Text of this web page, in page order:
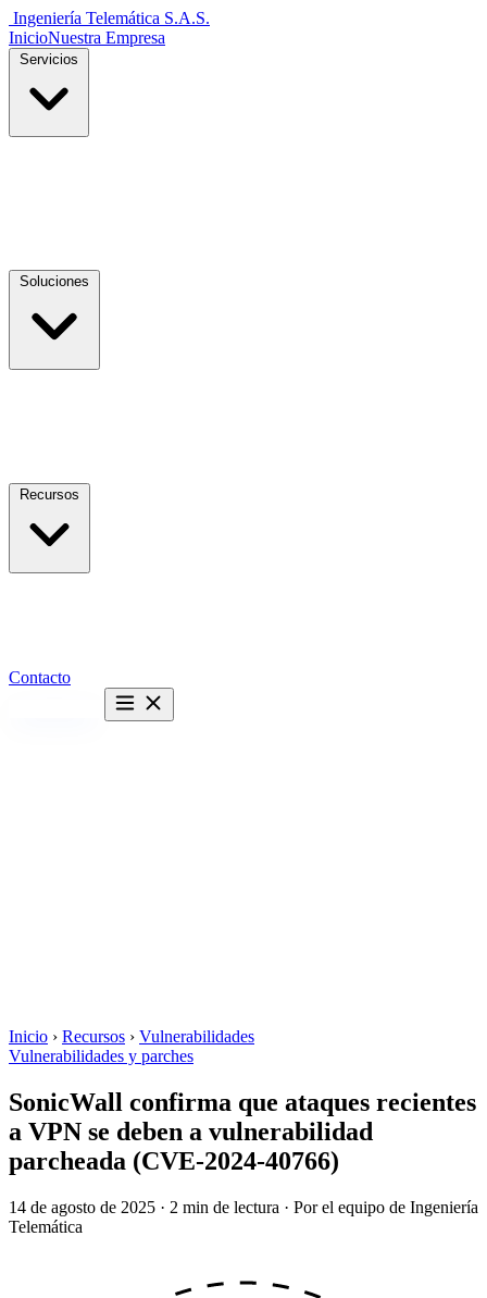
Ingeniería Telemática S.A.S.
InicioNuestra Empresa
Contacto
Inicio › Recursos › Vulnerabilidades
Vulnerabilidades y parches
SonicWall confirma que ataques recientes
a VPN se deben a vulnerabilidad
parcheada (CVE-2024-40766)
14 de agosto de 2025 · 2 min de lectura · Por el equipo de Ingeniería
Telemática